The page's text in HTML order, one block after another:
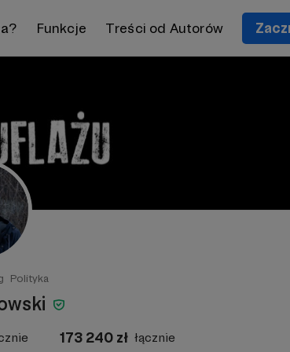
Funkcje Treści od Autorów
Polityka
173 240 zł łącznie